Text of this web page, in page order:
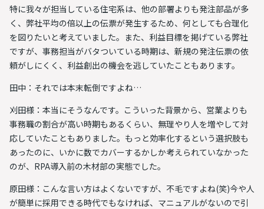
特に我々が担当している住宅系は、他の部署よりも発注部品が多
く、弊社平均の倍以上の伝票が発生するため、何としても合理化
を図りたいと考えていました。また、 利益目標を掲げている弊社
ですが、事務担当がバタついている時期は、新規の発注伝票の依
頼がしにくく、利益創出の機会を逃していたこともあります。
田中：それでは本末転倒ですよね…
刈田様：本当にそうなんです。こういった背景から、営業よりも
事務職の割合が高い時期もあるくらい、無理やり人を増やして対
応していたこともありました。もっと効率化するという選択肢も
あったのに、いかに数でカバーするかしか考えられていなかった
のが、RPA導入前の木材部の実態でした。
原田様：こんな言い方はよくないですが、不毛ですよね(笑)今や人
が簡単に採用できる時代でもなければ、マニュアルがないので引